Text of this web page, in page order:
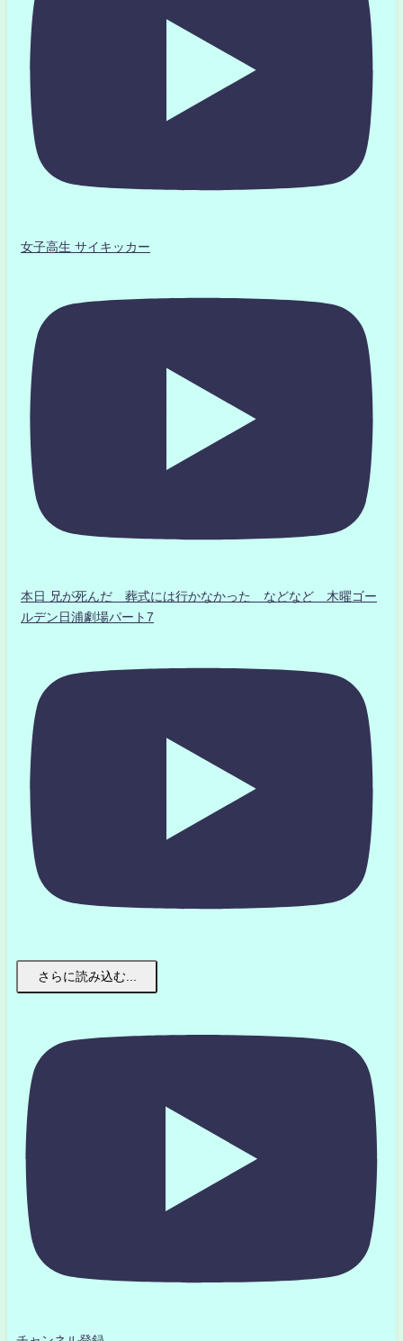
女子高生 サイキッカー
本日 兄が死んだ 葬式には行かなかった などなど 木曜ゴー
ルデン日浦劇場パート7
さらに読み込む...